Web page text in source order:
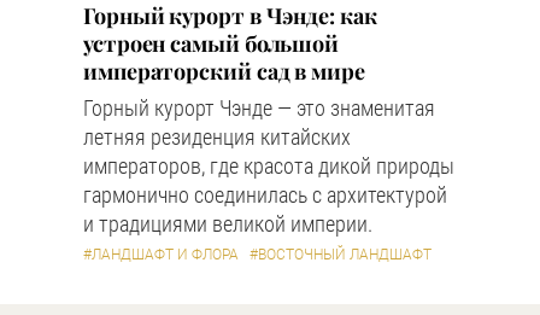
Горный курорт в Чэнде: как
устроен самый большой
императорский сад в мире
Горный курорт Чэнде — это знаменитая
летняя резиденция китайских
императоров, где красота дикой природы
гармонично соединилась с архитектурой
и традициями великой империи.
#ЛАНДШАФТ И ФЛОРА #ВОСТОЧНЫЙ ЛАНДШАФТ